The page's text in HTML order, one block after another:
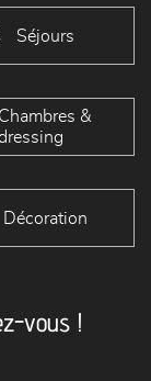
Séjours
Chambres &
Décoration
vous !